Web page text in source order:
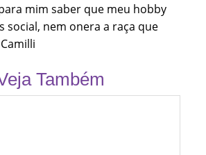
mim saber que meu hobby
social, nem onera a raça que
Também